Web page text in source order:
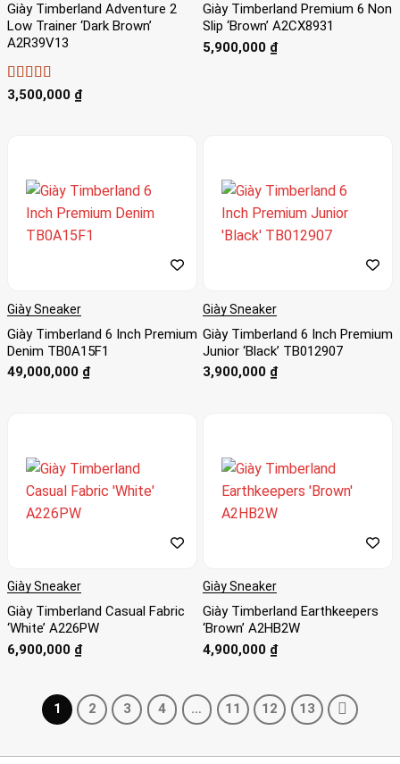
Giày Timberland Adventure 2
Low Trainer ‘Dark Brown’
A2R39V13
Được xếp
3,500,000 ₫
Giày Timberland Premium 6 Non
Slip ‘Brown’ A2CX8931
5,900,000 ₫
Giày Sneaker
Giày Timberland 6 Inch Premium
Denim TB0A15F1
49,000,000 ₫
Giày Sneaker
Giày Timberland 6 Inch Premium
Junior ‘Black’ TB012907
3,900,000 ₫
Giày Sneaker
Giày Timberland Casual Fabric
‘White’ A226PW
6,900,000 ₫
Giày Sneaker
Giày Timberland Earthkeepers
‘Brown’ A2HB2W
4,900,000 ₫
1 2 3 4 … 11 12 13